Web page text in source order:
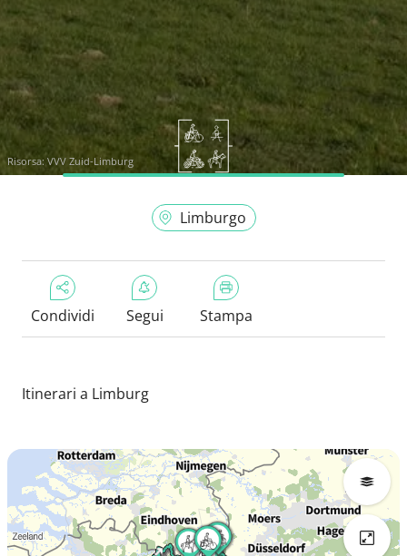
Risorsa: VVV Zuid-Limburg
Limburgo
Condividi Segui Stampa
Itinerari a Limburg